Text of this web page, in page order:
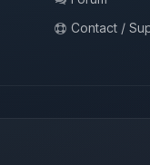
Contact /